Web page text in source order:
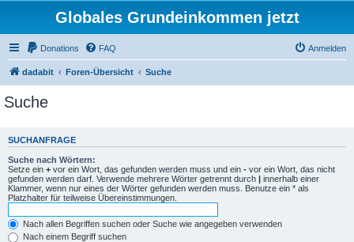
Globales Grundeinkommen jetzt
Donations FAQ Anmelden
dadabit Foren-Übersicht Suche
Suche
SUCHANFRAGE
Suche nach Wörtern:
Setze ein + vor ein Wort, das gefunden werden muss und ein - vor ein Wort, das nicht
gefunden werden darf. Verwende mehrere Wörter getrennt durch | innerhalb einer
Klammer, wenn nur eines der Wörter gefunden werden muss. Benutze ein * als
Platzhalter für teilweise Übereinstimmungen.
Nach allen Begriffen suchen oder Suche wie angegeben verwenden
Nach einem Begriff suchen